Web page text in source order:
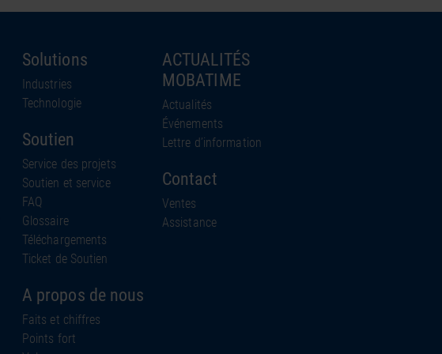
Solutions
Industries
Technologie
Soutien
Service des projets
Soutien et service
FAQ
Glossaire
Téléchargements
Ticket de Soutien
A propos de nous
Faits et chiffres
Points fort
ACTUALITÉS
MOBATIME
Actualités
Événements
Lettre d’information
Contact
Ventes
Assistance